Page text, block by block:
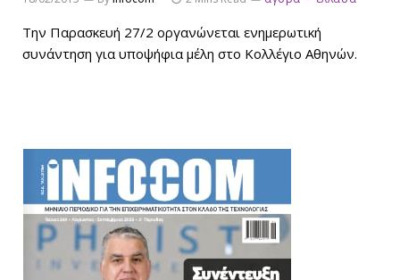
Την Παρασκευή 27/2 οργανώνεται ενημερωτική
συνάντηση για υποψήφια μέλη στο Κολλέγιο Αθηνών.